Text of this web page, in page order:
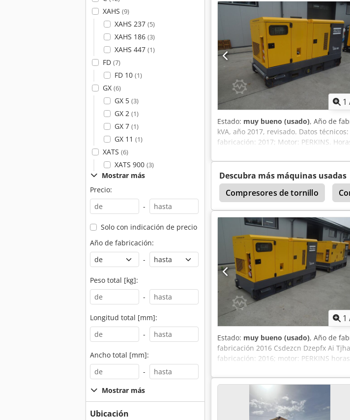
XAHS (9)
XAHS 237 (5)
XAHS 186 (3)
XAHS 447 (1)
FD (7)
FD 10 (1)
GX (6)
GX 5 (3)
GX 2 (1)
GX 7 (1)
GX 11 (1)
XATS (6)
XATS 900 (3)
Mostrar más
Precio:
-
Solo con indicación de precio
Año de fabricación:
-
Peso total [kg]:
-
Longitud total [mm]:
-
Ancho total [mm]:
-
Mostrar más
Ubicación
1
Estado: muy bueno (usado), Año de
kVA, año 2017, revisado. Datos
fabricación: 2017; Motor: PERKINS.
estado de funcionamiento. Precio neto:
Descubra más máquinas usadas
Compresores de tornillo
Cummins
1
Estado: muy bueno (usado), Año de
fabricación 2016 Csdezcn Dzepfx Ai
fabricación: 2016; motor: PERKINS
perfecto estado de funcionamiento.